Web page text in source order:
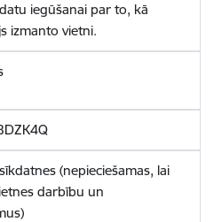
iegūšanai par to, kā
izmanto vietni.
(nepieciešamas, lai
darbību un